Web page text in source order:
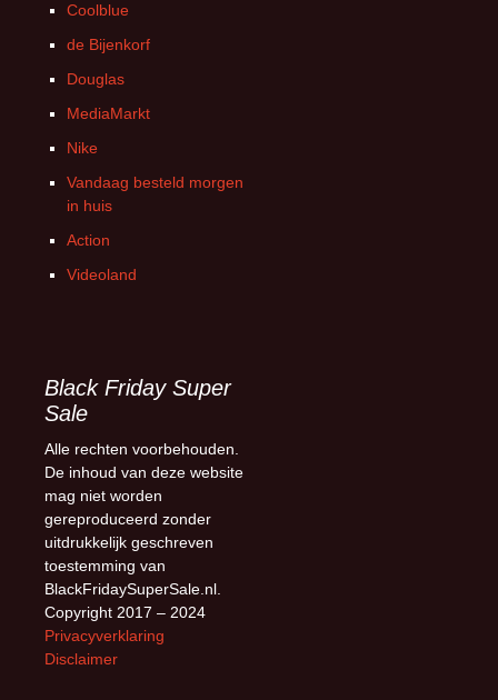
Coolblue
de Bijenkorf
Douglas
MediaMarkt
Nike
Vandaag besteld morgen
in huis
Action
Videoland
Black Friday Super
Sale
Alle rechten voorbehouden.
De inhoud van deze website
mag niet worden
gereproduceerd zonder
uitdrukkelijk geschreven
toestemming van
BlackFridaySuperSale.nl.
Copyright 2017 – 2024
Privacyverklaring
Disclaimer